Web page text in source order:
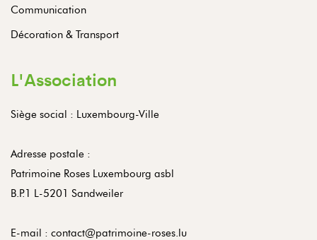
Communication
Décoration & Transport
L'Association
Siège social : Luxembourg-Ville
Adresse postale :
Patrimoine Roses Luxembourg asbl
B.P.1 L-5201 Sandweiler
E-mail : contact@patrimoine-roses.lu